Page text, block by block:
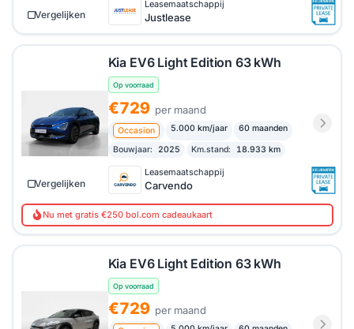
Leasemaatschappij
Justlease
Vergelijken
Kia EV6 Light Edition 63 kWh
Op voorraad
€729 per maand
Occasion 5.000 km/jaar 60 maanden
Bouwjaar: 2025 Km.stand: 18.933 km
Leasemaatschappij
Carvendo
Vergelijken
Nu met gratis €250 bol.com cadeaukaart
Kia EV6 Light Edition 63 kWh
Op voorraad
€729 per maand